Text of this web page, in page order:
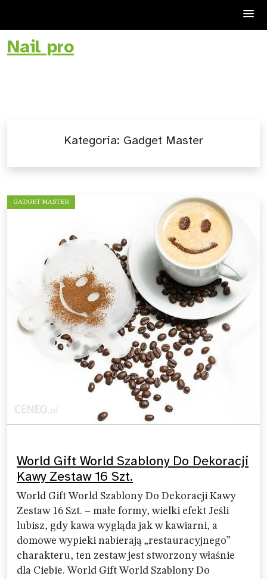
Skip
toNail pro
Kategoria: Gadget Master
GADGET MASTER
World Gift World Szablony Do Dekoracji
Kawy Zestaw 16 Szt.
World Gift World Szablony Do Dekoracji Kawy
Zestaw 16 Szt. – małe formy, wielki efekt Jeśli
lubisz, gdy kawa wygląda jak w kawiarni, a
domowe wypieki nabierają „restauracyjnego”
charakteru, ten zestaw jest stworzony właśnie
dla Ciebie. World Gift World Szablony Do